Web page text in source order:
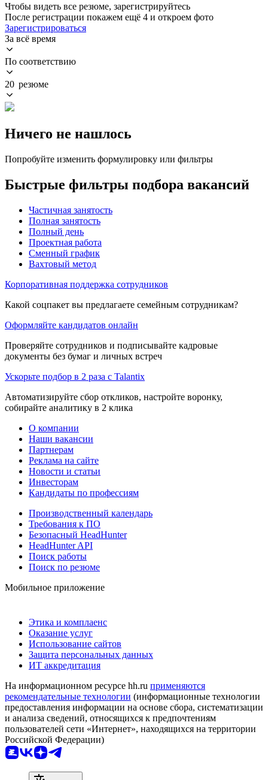
Чтобы видеть все резюме, зарегистрируйтесь
После регистрации покажем ещё 4 и откроем фото
Зарегистрироваться
За всё время
По соответствию
20 резюме
Ничего не нашлось
Попробуйте изменить формулировку или фильтры
Быстрые фильтры подбора вакансий
Частичная занятость
Полная занятость
Полный день
Проектная работа
Сменный график
Вахтовый метод
Корпоративная поддержка сотрудников
Какой соцпакет вы предлагаете семейным сотрудникам?
Оформляйте кандидатов онлайн
Проверяйте сотрудников и подписывайте кадровые
документы без бумаг и личных встреч
Ускорьте подбор в 2 раза с Talantix
Автоматизируйте сбор откликов, настройте воронку,
собирайте аналитику в 2 клика
О компании
Наши вакансии
Партнерам
Реклама на сайте
Новости и статьи
Инвесторам
Кандидаты по профессиям
Производственный календарь
Требования к ПО
Безопасный HeadHunter
HeadHunter API
Поиск работы
Поиск по резюме
Мобильное приложение
Этика и комплаенс
Оказание услуг
Использование сайтов
Защита персональных данных
ИТ аккредитация
На информационном ресурсе hh.ru применяются
рекомендательные технологии (информационные технологии
предоставления информации на основе сбора, систематизации
и анализа сведений, относящихся к предпочтениям
пользователей сети «Интернет», находящихся на территории
Российской Федерации)